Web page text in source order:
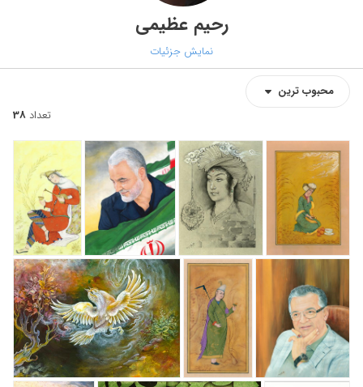
رحیم عظیمی
نمایش جزئیات
محبوب‌‌‌ ترین
تعداد 38